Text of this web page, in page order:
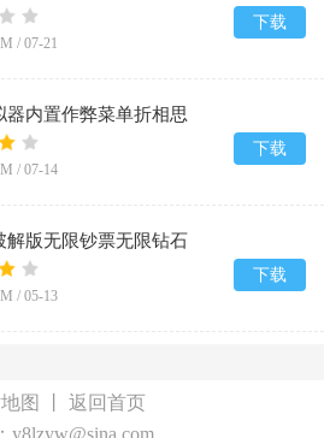
Mod)v3.8.1
/ 07-21
下载
器内置作弊菜单折相思
/ 07-14
下载
解版无限钞票无限钻石
/ 05-13
下载
图
返回首页
y8lzyw@sina.com